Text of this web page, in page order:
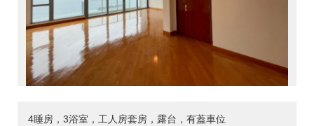
4睡房，3浴室，工人房套房，露台，有蓋車位